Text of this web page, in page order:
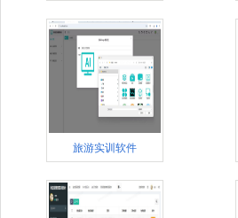
旅游实训软件